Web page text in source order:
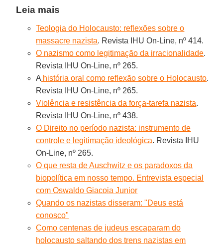
Leia mais
Teologia do Holocausto: reflexões sobre o
massacre nazista. Revista IHU On-Line, nº 414.
O nazismo como legitimação da irracionalidade.
Revista IHU On-Line, nº 265.
A história oral como reflexão sobre o Holocausto.
Revista IHU On-Line, nº 265.
Violência e resistência da força-tarefa nazista.
Revista IHU On-Line, nº 438.
O Direito no período nazista: instrumento de
controle e legitimação ideológica. Revista IHU
On-Line, nº 265.
O que resta de Auschwitz e os paradoxos da
biopolítica em nosso tempo. Entrevista especial
com Oswaldo Giacoia Junior
Quando os nazistas disseram: "Deus está
conosco"
Como centenas de judeus escaparam do
holocausto saltando dos trens nazistas em